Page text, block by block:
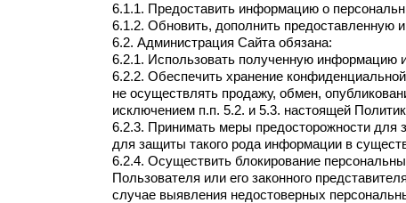
6.1.1. Предоставить информацию о
6.1.2. Обновить, дополнить
6.2. Администрация Сайта обязана:
6.2.1. Использовать полученную информацию
6.2.2. Обеспечить хранение
не осуществлять продажу, обмен,
исключением п.п. 5.2. и 5.3. настоящей
6.2.3. Принимать меры предосторожности для
для защиты такого рода информации в
6.2.4. Осуществить блокирование
Пользователя или его законного
случае выявления недостоверных